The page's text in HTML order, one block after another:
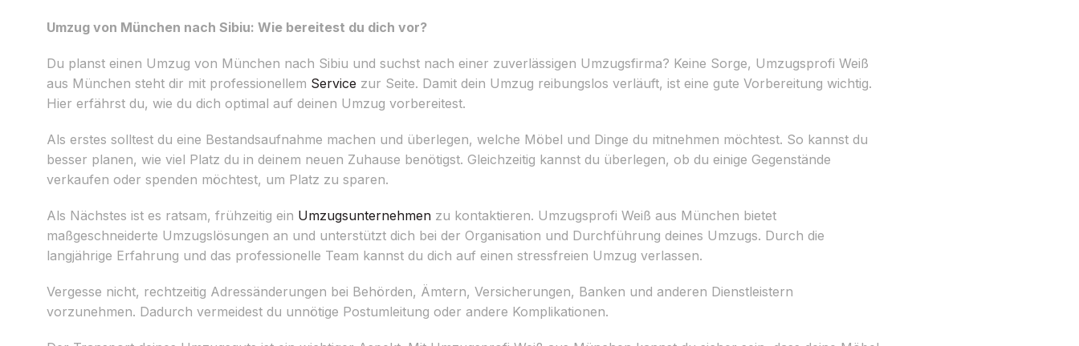
Umzug von München nach Sibiu: Wie bereitest du dich vor?
Du planst einen Umzug von München nach Sibiu und suchst nach einer zuverlässigen Umzugsfirma? Keine Sorge, Umzugsprofi Weiß
aus München steht dir mit professionellem Service zur Seite. Damit dein Umzug reibungslos verläuft, ist eine gute Vorbereitung wichtig.
Hier erfährst du, wie du dich optimal auf deinen Umzug vorbereitest.
Als erstes solltest du eine Bestandsaufnahme machen und überlegen, welche Möbel und Dinge du mitnehmen möchtest. So kannst du
besser planen, wie viel Platz du in deinem neuen Zuhause benötigst. Gleichzeitig kannst du überlegen, ob du einige Gegenstände
verkaufen oder spenden möchtest, um Platz zu sparen.
Als Nächstes ist es ratsam, frühzeitig ein Umzugsunternehmen zu kontaktieren. Umzugsprofi Weiß aus München bietet
maßgeschneiderte Umzugslösungen an und unterstützt dich bei der Organisation und Durchführung deines Umzugs. Durch die
langjährige Erfahrung und das professionelle Team kannst du dich auf einen stressfreien Umzug verlassen.
Vergesse nicht, rechtzeitig Adressänderungen bei Behörden, Ämtern, Versicherungen, Banken und anderen Dienstleistern
vorzunehmen. Dadurch vermeidest du unnötige Postumleitung oder andere Komplikationen.